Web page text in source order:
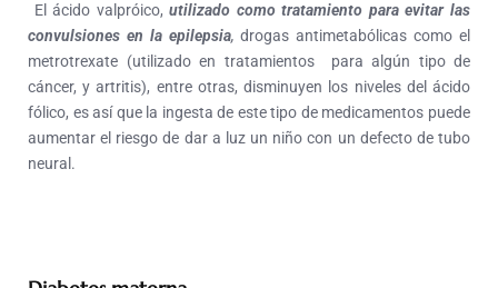
El ácido valpróico,utilizado como tratamiento para evitar las
convulsiones en la epilepsia,drogas antimetabólicas como el
metrotrexate (utilizado en tratamientos para algún tipo de
cáncer, y artritis), entre otras, disminuyen los niveles del ácido
fólico, es así que la ingesta de este tipo de medicamentos puede
aumentar el riesgo de dar a luz un niño con un defecto de tubo
neural.